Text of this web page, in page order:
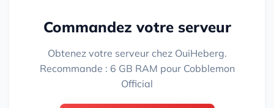
Commandez votre serveur
Obtenez votre serveur chez OuiHeberg.
Recommande : 6 GB RAM pour Cobblemon
Official